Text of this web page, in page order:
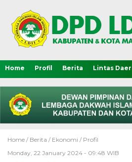
Home Profil Berita Lintas
Home / Berita / Ekonomi / Profil
Monday, 22 January 2024 - 09:48 WIB